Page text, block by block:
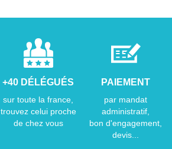
+40 DÉLÉGUÉS
sur toute la france,
trouvez celui proche
de chez vous
PAIEMENT
par mandat
administratif,
bon d'engagement,
devis...